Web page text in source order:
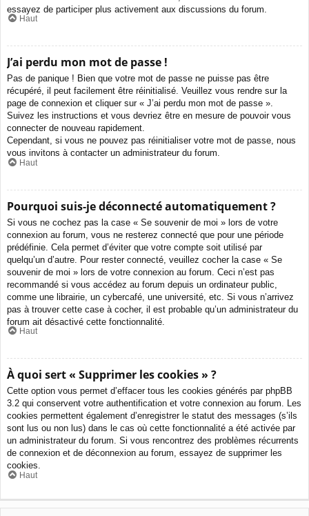
essayez de participer plus activement aux discussions du forum.
Haut
J’ai perdu mon mot de passe !
Pas de panique ! Bien que votre mot de passe ne puisse pas être
récupéré, il peut facilement être réinitialisé. Veuillez vous rendre sur la
page de connexion et cliquer sur « J’ai perdu mon mot de passe ».
Suivez les instructions et vous devriez être en mesure de pouvoir vous
connecter de nouveau rapidement.
Cependant, si vous ne pouvez pas réinitialiser votre mot de passe, nous
vous invitons à contacter un administrateur du forum.
Haut
Pourquoi suis-je déconnecté automatiquement ?
Si vous ne cochez pas la case « Se souvenir de moi » lors de votre
connexion au forum, vous ne resterez connecté que pour une période
prédéfinie. Cela permet d’éviter que votre compte soit utilisé par
quelqu’un d’autre. Pour rester connecté, veuillez cocher la case « Se
souvenir de moi » lors de votre connexion au forum. Ceci n’est pas
recommandé si vous accédez au forum depuis un ordinateur public,
comme une librairie, un cybercafé, une université, etc. Si vous n’arrivez
pas à trouver cette case à cocher, il est probable qu’un administrateur du
forum ait désactivé cette fonctionnalité.
Haut
À quoi sert « Supprimer les cookies » ?
Cette option vous permet d’effacer tous les cookies générés par phpBB
3.2 qui conservent votre authentification et votre connexion au forum. Les
cookies permettent également d’enregistrer le statut des messages (s’ils
sont lus ou non lus) dans le cas où cette fonctionnalité a été activée par
un administrateur du forum. Si vous rencontrez des problèmes récurrents
de connexion et de déconnexion au forum, essayez de supprimer les
cookies.
Haut